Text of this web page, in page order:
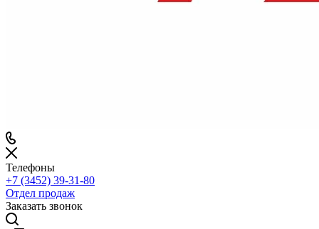
Телефоны
+7 (3452) 39-31-80
Отдел продаж
Заказать звонок